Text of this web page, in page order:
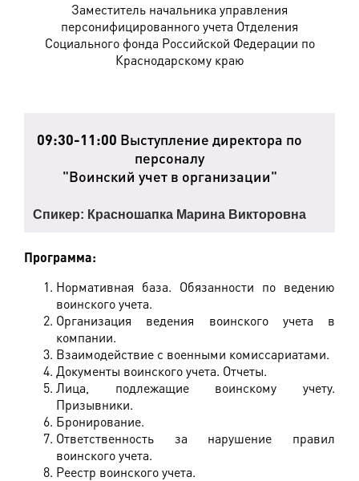
Заместитель начальника управления
персонифицированного учета Отделения
Социального фонда Российской Федерации по
Краснодарскому краю
09:30-11:00 Выступление директора по
персоналу
"Воинский учет в организации"
Спикер: Красношапка Марина Викторовна
Программа:
Нормативная база. Обязанности по ведению
воинского учета.
Организация ведения воинского учета в
компании.
Взаимодействие с военными комиссариатами.
Документы воинского учета. Отчеты.
Лица, подлежащие воинскому учету.
Призывники.
Бронирование.
Ответственность за нарушение правил
воинского учета.
Реестр воинского учета.